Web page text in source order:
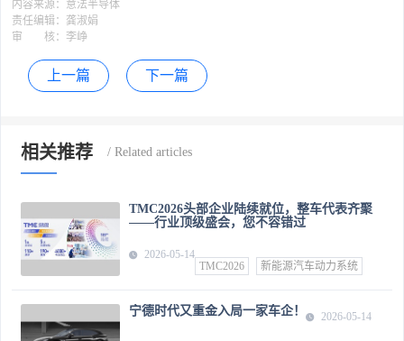
内容来源： 意法半导体
责任编辑： 龚淑娟
审 核： 李峥
上一篇 下一篇
相关推荐
TMC2026头部企业陆续就位，整车代表齐聚
——行业顶级盛会，您不容错过
2026-05-14
TMC2026
新能源汽车动力系统
宁德时代又重金入局一家车企！ 2026-05-14